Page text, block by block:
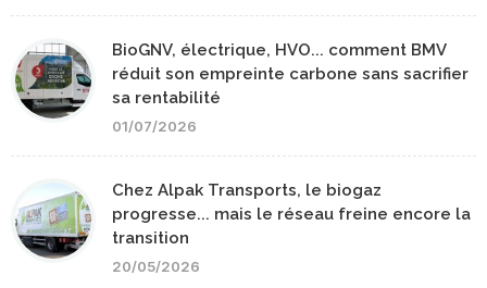
BioGNV, électrique, HVO... comment BMV
réduit son empreinte carbone sans sacrifier
sa rentabilité
01/07/2026
Chez Alpak Transports, le biogaz
progresse... mais le réseau freine encore la
transition
20/05/2026